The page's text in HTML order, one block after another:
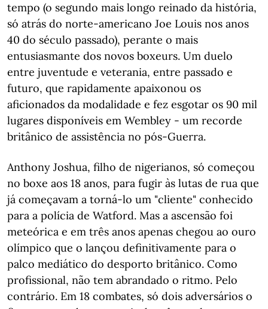
tempo (o segundo mais longo reinado da história,
só atrás do norte-americano Joe Louis nos anos
40 do século passado), perante o mais
entusiasmante dos novos boxeurs. Um duelo
entre juventude e veterania, entre passado e
futuro, que rapidamente apaixonou os
aficionados da modalidade e fez esgotar os 90 mil
lugares disponíveis em Wembley - um recorde
britânico de assistência no pós-Guerra.
Anthony Joshua, filho de nigerianos, só começou
no boxe aos 18 anos, para fugir às lutas de rua que
já começavam a torná-lo um "cliente" conhecido
para a polícia de Watford. Mas a ascensão foi
meteórica e em três anos apenas chegou ao ouro
olímpico que o lançou definitivamente para o
palco mediático do desporto britânico. Como
profissional, não tem abrandado o ritmo. Pelo
contrário. Em 18 combates, só dois adversários o